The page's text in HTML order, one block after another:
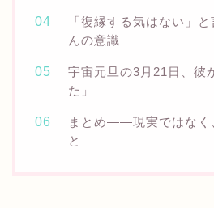
「復縁する気はない」
んの意識
宇宙元旦の3月21日、彼
た」
まとめ——現実ではなく
と